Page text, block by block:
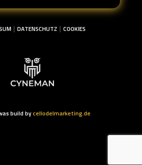
| DATENSCHUTZ | COOKIES
build bycellodelmarketing.de